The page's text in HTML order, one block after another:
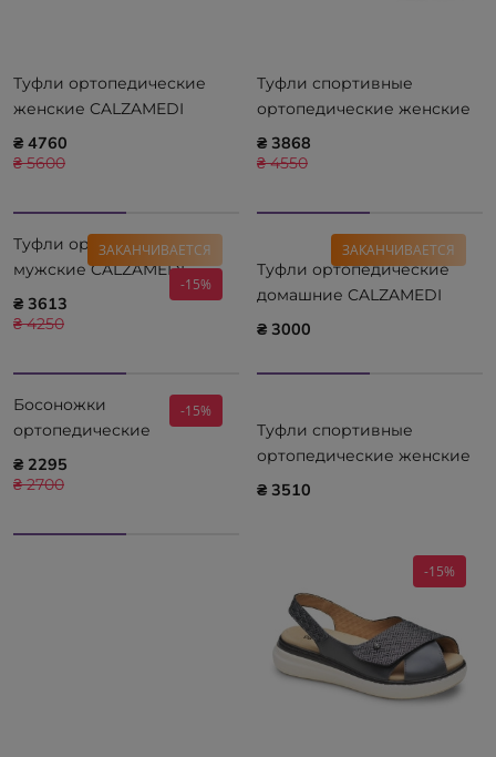
Туфли ортопедические
женские CALZAMEDI
Diabetic 0766-A (синие)
₴ 4760
₴ 5600
Туфли спортивные
ортопедические женские
CALZAMEDI Diabetic 0735
(черные)
₴ 3868
₴ 4550
ЗАКАНЧИВАЕТСЯ
-15%
Туфли ортопедические
мужские CALZAMEDI
Diabetic 2171-N
₴ 3613
₴ 4250
ЗАКАНЧИВАЕТСЯ
Туфли ортопедические
домашние CALZAMEDI
Comfort 3051
₴ 3000
-15%
Босоножки
ортопедические
CALZAMEDI COMFORT 0487
Black
₴ 2295
₴ 2700
Туфли спортивные
ортопедические женские
CALZAMEDI Summer 0792
₴ 3510
-15%